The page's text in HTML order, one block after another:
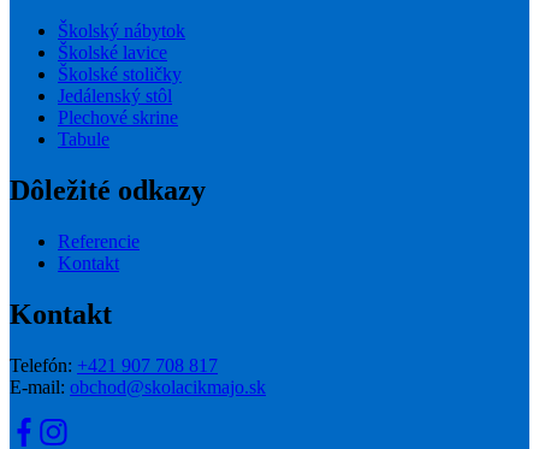
Školský nábytok
Školské lavice
Školské stoličky
Jedálenský stôl
Plechové skrine
Tabule
Dôležité odkazy
Referencie
Kontakt
Kontakt
Telefón: +421 907 708 817
E-mail: obchod@skolacikmajo.sk